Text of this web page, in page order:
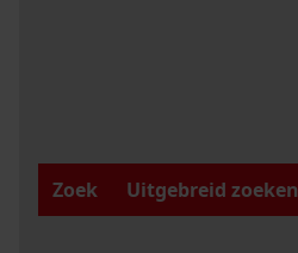
Zoek
Uitgebreid zoeken